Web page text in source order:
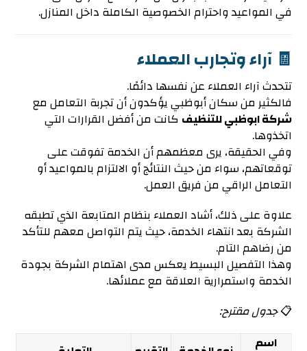
في المواعيد واحترام الخصوصية الكاملة داخل المنازل.
🧾 آراء وتجارب العملاء
تتحدث آراء العملاء عن نفسها دائمًا.
فالكثير من سكان أبوظبي يؤكدون أن تجربة التعامل مع
شركة ابوظبي للتنظيف كانت من أفضل القرارات التي
اتخذوها.
وفي الحقيقة، يرى معظمهم أن الخدمة تفوقت على
توقعاتهم، سواء من حيث النتائج أو الالتزام بالمواعيد أو
التعامل الراقي من فريق العمل.
علاوة على ذلك، أشاد العملاء بنظام المتابعة الذي تطبقه
الشركة بعد انتهاء الخدمة، حيث يتم التواصل معهم للتأكد
من رضاهم التام.
وهذا التفصيل البسيط يعكس مدى اهتمام الشركة بجودة
الخدمة واستمرارية العلاقة مع عملائها.
📋جدول مقترح:
اسم